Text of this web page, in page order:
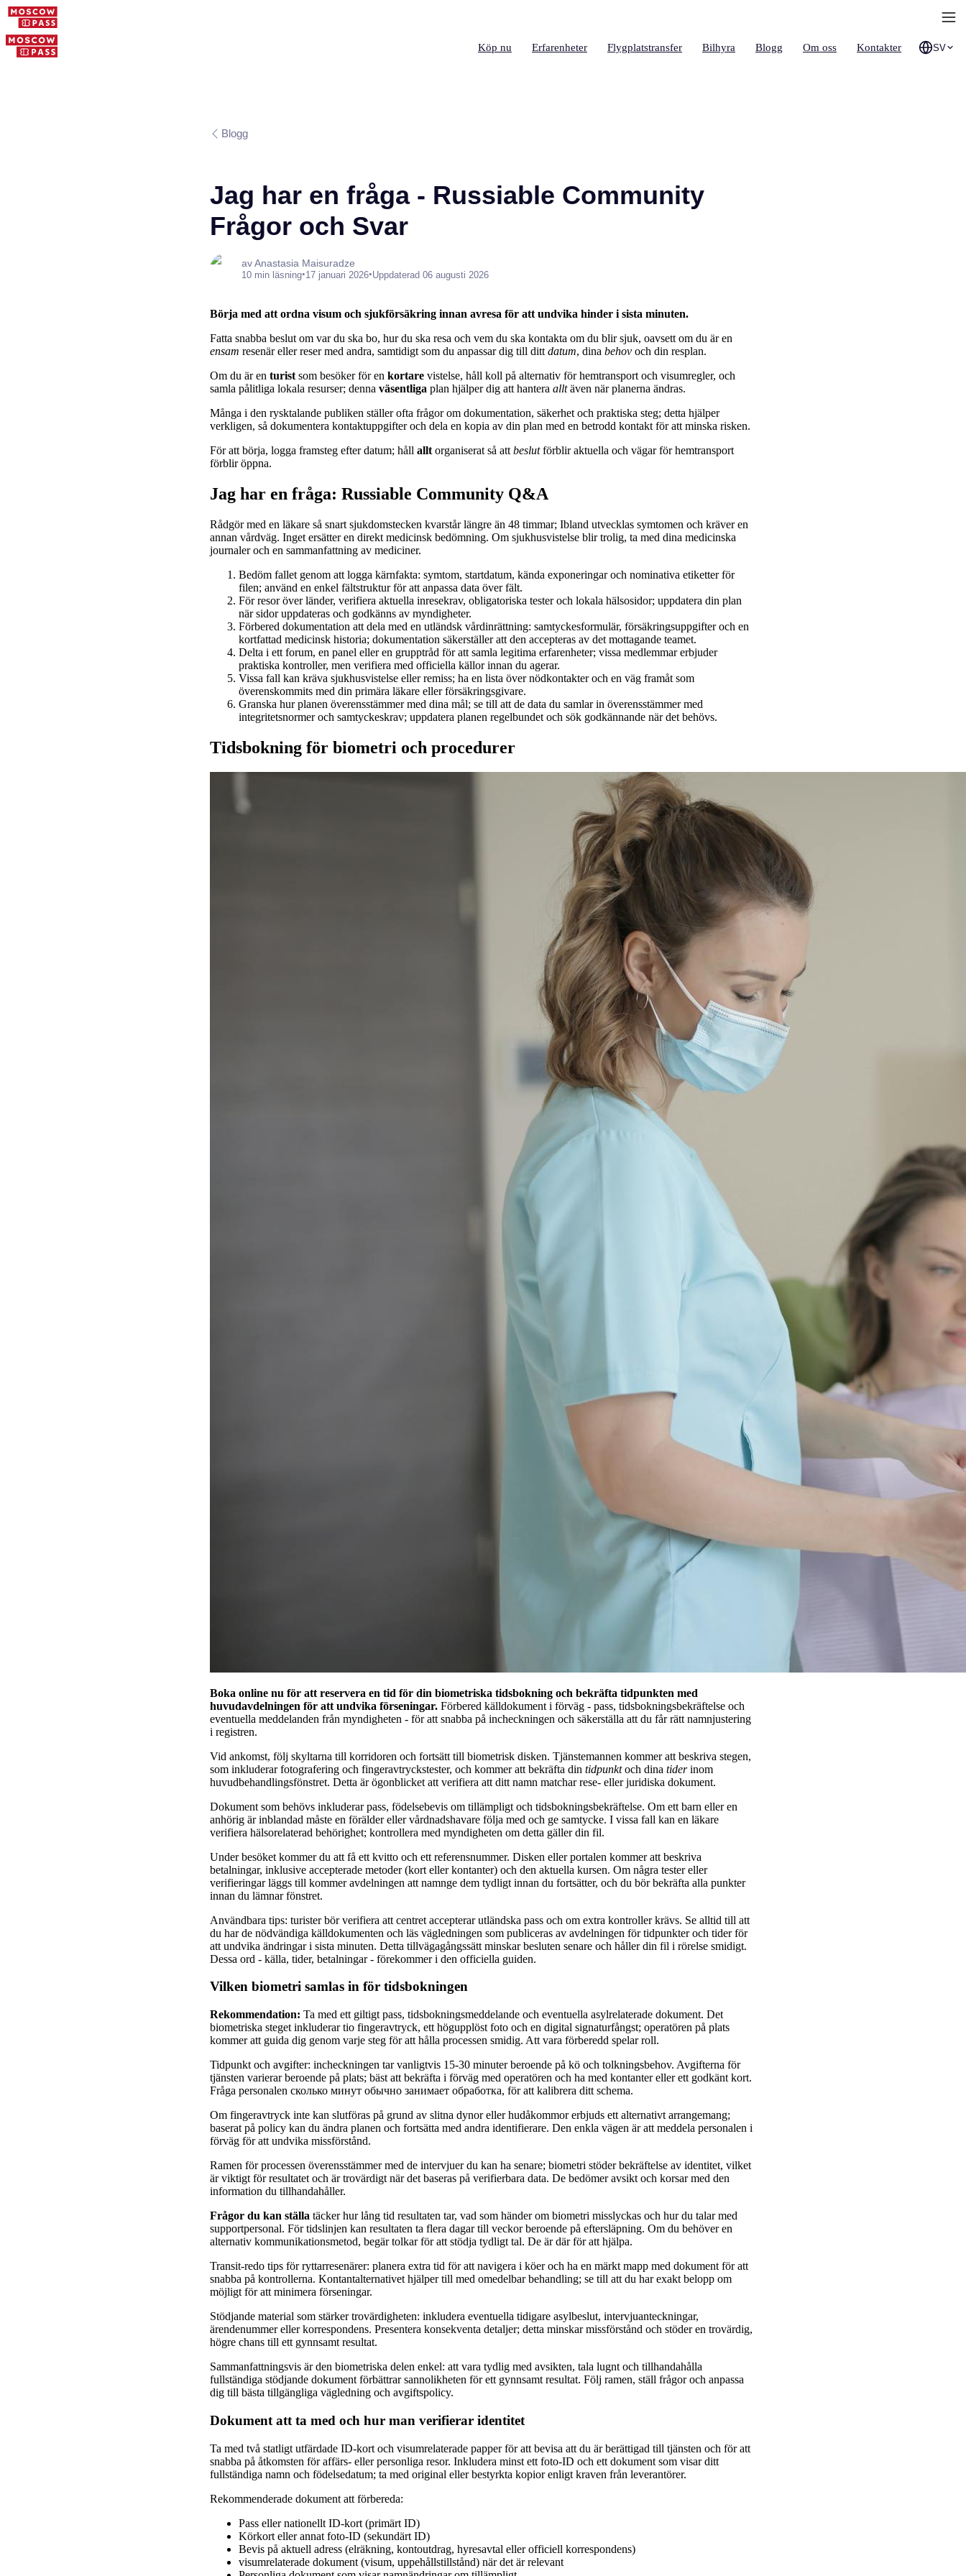
Köp nu Erfarenheter Flygplatstransfer Bilhyra Blogg Om oss Kontakter SV
Blogg
Jag har en fråga - Russiable Community
Frågor och Svar
av Anastasia Maisuradze
10 min läsning•17 januari 2026•Uppdaterad 06 augusti 2026
Börja med att ordna visum och sjukförsäkring innan avresa för att undvika hinder i sista minuten.
Fatta snabba beslut om var du ska bo, hur du ska resa och vem du ska kontakta om du blir sjuk, oavsett om du är en
ensam resenär eller reser med andra, samtidigt som du anpassar dig till ditt datum, dina behov och din resplan.
Om du är en turist som besöker för en kortare vistelse, håll koll på alternativ för hemtransport och visumregler, och
samla pålitliga lokala resurser; denna väsentliga plan hjälper dig att hantera alltäven när planerna ändras.
Många i den rysktalande publiken ställer ofta frågor om dokumentation, säkerhet och praktiska steg; detta hjälper
verkligen, så dokumentera kontaktuppgifter och dela en kopia av din plan med en betrodd kontakt för att minska risken.
För att börja, logga framsteg efter datum; håll allt organiserat så att beslutförblir aktuella och vägar för hemtransport
förblir öppna.
Jag har en fråga: Russiable Community Q&A
Rådgör med en läkare så snart sjukdomstecken kvarstår längre än 48 timmar; Ibland utvecklas symtomen och kräver en
annan vårdväg. Inget ersätter en direkt medicinsk bedömning. Om sjukhusvistelse blir trolig, ta med dina medicinska
journaler och en sammanfattning av mediciner.
Bedöm fallet genom att logga kärnfakta: symtom, startdatum, kända exponeringar och nominativa etiketter för
filen; använd en enkel fältstruktur för att anpassa data över fält.
För resor över länder, verifiera aktuella inresekrav, obligatoriska tester och lokala hälsosidor; uppdatera din plan
när sidor uppdateras och godkänns av myndigheter.
Förbered dokumentation att dela med en utländsk vårdinrättning: samtyckesformulär, försäkringsuppgifter och en
kortfattad medicinsk historia; dokumentation säkerställer att den accepteras av det mottagande teamet.
Delta i ett forum, en panel eller en grupptråd för att samla legitima erfarenheter; vissa medlemmar erbjuder
praktiska kontroller, men verifiera med officiella källor innan du agerar.
Vissa fall kan kräva sjukhusvistelse eller remiss; ha en lista över nödkontakter och en väg framåt som
överenskommits med din primära läkare eller försäkringsgivare.
Granska hur planen överensstämmer med dina mål; se till att de data du samlar in överensstämmer med
integritetsnormer och samtyckeskrav; uppdatera planen regelbundet och sök godkännande när det behövs.
Tidsbokning för biometri och procedurer
Boka online nu för att reservera en tid för din biometriska tidsbokning och bekräfta tidpunkten med
huvudavdelningen för att undvika förseningar. Förbered källdokument i förväg - pass, tidsbokningsbekräftelse och
eventuella meddelanden från myndigheten - för att snabba på incheckningen och säkerställa att du får rätt namnjustering
i registren.
Vid ankomst, följ skyltarna till korridoren och fortsätt till biometrisk disken. Tjänstemannen kommer att beskriva stegen,
som inkluderar fotografering och fingeravtryckstester, och kommer att bekräfta din tidpunktoch dina tiderinom
huvudbehandlingsfönstret. Detta är ögonblicket att verifiera att ditt namn matchar rese- eller juridiska dokument.
Dokument som behövs inkluderar pass, födelsebevis om tillämpligt och tidsbokningsbekräftelse. Om ett barn eller en
anhörig är inblandad måste en förälder eller vårdnadshavare följa med och ge samtycke. I vissa fall kan en läkare
verifiera hälsorelaterad behörighet; kontrollera med myndigheten om detta gäller din fil.
Under besöket kommer du att få ett kvitto och ett referensnummer. Disken eller portalen kommer att beskriva
betalningar, inklusive accepterade metoder (kort eller kontanter) och den aktuella kursen. Om några tester eller
verifieringar läggs till kommer avdelningen att namnge dem tydligt innan du fortsätter, och du bör bekräfta alla punkter
innan du lämnar fönstret.
Användbara tips: turister bör verifiera att centret accepterar utländska pass och om extra kontroller krävs. Se alltid till att
du har de nödvändiga källdokumenten och läs vägledningen som publiceras av avdelningen för tidpunkter och tider för
att undvika ändringar i sista minuten. Detta tillvägagångssätt minskar besluten senare och håller din fil i rörelse smidigt.
Dessa ord - källa, tider, betalningar - förekommer i den officiella guiden.
Vilken biometri samlas in för tidsbokningen
Rekommendation: Ta med ett giltigt pass, tidsbokningsmeddelande och eventuella asylrelaterade dokument. Det
biometriska steget inkluderar tio fingeravtryck, ett högupplöst foto och en digital signaturfångst; operatören på plats
kommer att guida dig genom varje steg för att hålla processen smidig. Att vara förberedd spelar roll.
Tidpunkt och avgifter: incheckningen tar vanligtvis 15-30 minuter beroende på kö och tolkningsbehov. Avgifterna för
tjänsten varierar beroende på plats; bäst att bekräfta i förväg med operatören och ha med kontanter eller ett godkänt kort.
Fråga personalen сколько минут обычно занимает обработка, för att kalibrera ditt schema.
Om fingeravtryck inte kan slutföras på grund av slitna dynor eller hudåkommor erbjuds ett alternativt arrangemang;
baserat på policy kan du ändra planen och fortsätta med andra identifierare. Den enkla vägen är att meddela personalen i
förväg för att undvika missförstånd.
Ramen för processen överensstämmer med de intervjuer du kan ha senare; biometri stöder bekräftelse av identitet, vilket
är viktigt för resultatet och är trovärdigt när det baseras på verifierbara data. De bedömer avsikt och korsar med den
information du tillhandahåller.
Frågor du kan ställa täcker hur lång tid resultaten tar, vad som händer om biometri misslyckas och hur du talar med
supportpersonal. För tidslinjen kan resultaten ta flera dagar till veckor beroende på eftersläpning. Om du behöver en
alternativ kommunikationsmetod, begär tolkar för att stödja tydligt tal. De är där för att hjälpa.
Transit-redo tips för ryttarresenärer: planera extra tid för att navigera i köer och ha en märkt mapp med dokument för att
snabba på kontrollerna. Kontantalternativet hjälper till med omedelbar behandling; se till att du har exakt belopp om
möjligt för att minimera förseningar.
Stödjande material som stärker trovärdigheten: inkludera eventuella tidigare asylbeslut, intervjuanteckningar,
ärendenummer eller korrespondens. Presentera konsekventa detaljer; detta minskar missförstånd och stöder en trovärdig,
högre chans till ett gynnsamt resultat.
Sammanfattningsvis är den biometriska delen enkel: att vara tydlig med avsikten, tala lugnt och tillhandahålla
fullständiga stödjande dokument förbättrar sannolikheten för ett gynnsamt resultat. Följ ramen, ställ frågor och anpassa
dig till bästa tillgängliga vägledning och avgiftspolicy.
Dokument att ta med och hur man verifierar identitet
Ta med två statligt utfärdade ID-kort och visumrelaterade papper för att bevisa att du är berättigad till tjänsten och för att
snabba på åtkomsten för affärs- eller personliga resor. Inkludera minst ett foto-ID och ett dokument som visar ditt
fullständiga namn och födelsedatum; ta med original eller bestyrkta kopior enligt kraven från leverantörer.
Rekommenderade dokument att förbereda:
Pass eller nationellt ID-kort (primärt ID)
Körkort eller annat foto-ID (sekundärt ID)
Bevis på aktuell adress (elräkning, kontoutdrag, hyresavtal eller officiell korrespondens)
visumrelaterade dokument (visum, uppehållstillstånd) när det är relevant